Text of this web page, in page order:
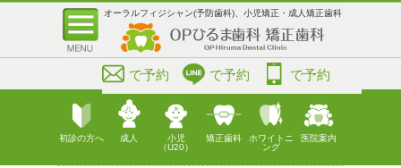
オーラルフィジシャン(予防歯科)、小児矯正・成人矯正歯科
で予約 で予約 で予約
初診の方へ 成人
小児
（U20）
矯正歯科
ホワイトニ
ング
医院案内